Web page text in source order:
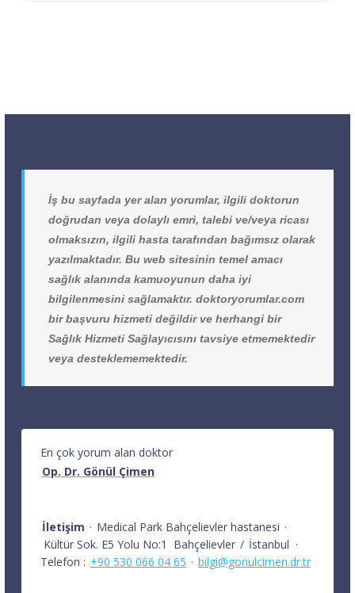
İş bu sayfada yer alan yorumlar, ilgili doktorun
doğrudan veya dolaylı emri, talebi ve/veya ricası
olmaksızın, ilgili hasta tarafından bağımsız olarak
yazılmaktadır. Bu web sitesinin temel amacı
sağlık alanında kamuoyunun daha iyi
bilgilenmesini sağlamaktır. doktoryorumlar.com
bir başvuru hizmeti değildir ve herhangi bir
Sağlık Hizmeti Sağlayıcısını tavsiye etmemektedir
veya desteklememektedir.
En çok yorum alan doktor
Op. Dr. Gönül Çimen
İletişim · Medical Park Bahçelievler hastanesi ·
Kültür Sok. E5 Yolu No:1
Bahçelievler / İstanbul ·
Telefon : +90 530 066 04 65 · bilgi@gonulcimen.dr.tr